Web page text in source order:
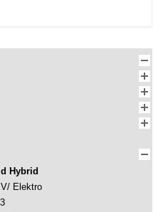
Hybrid
Elektro